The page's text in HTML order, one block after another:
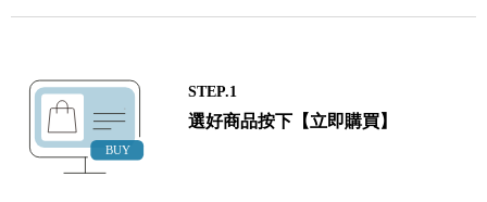
STEP.1
選好商品按下【立即購買】